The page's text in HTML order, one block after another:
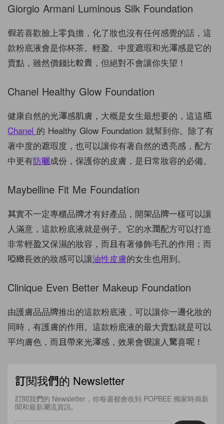
Giorgio Armani Luminous Silk Foundation
假若喜歡臉上零負擔，化了妝也沒有任何感覺的話，這
款粉底液會是你杯茶。輕盈、中度遮瑕和光澤感是它的
賣點，雖然價錢比較貴，但絕對不會讓你失望！
Chanel Healthy Glow Foundation
健康自然的光澤感肌膚，大概是女生最想要的，這這瓶
Chanel 的 Healthy Glow Foundation 就幫到你。除了有
著中度的遮瑕度，也可以讓你有著自然的透亮感，配方
中更有防曬成份，保護你的皮膚，是日常妝容的必備。
Maybelline Fit Me Foundation
其實不一定專櫃品牌才有好產品，開架品牌一樣可以讓
人滿意，這款粉底液就是例子。它的水潤配方可以打造
非常輕盈又保濕的妝容，而且有著修飾毛孔的作用；而
啞緻長效的妝感可以讓油性皮膚的女生也用到。
Clinique Even Better Makeup Foundation
由護膚品品牌推出的這款粉底液，可以讓你一邊化妝的
同時，有護膚的作用。這款粉底液的最大賣點就是可以
平均膚色，而且帶來光澤感，效果會很讓人驚喜呢！
訂閱我們的 Newsletter
訂閱我們的 Newsletter，你每週都會收到 POPBEE 獨家時尚新
聞和最新潮流資訊。